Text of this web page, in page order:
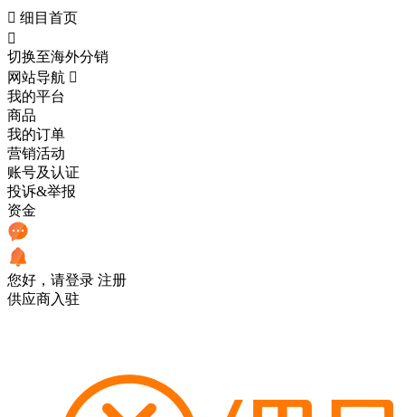
 细目首页

切换至海外分销
网站导航 
我的平台
商品
我的订单
营销活动
账号及认证
投诉&举报
资金
您好，请登录 注册
供应商入驻